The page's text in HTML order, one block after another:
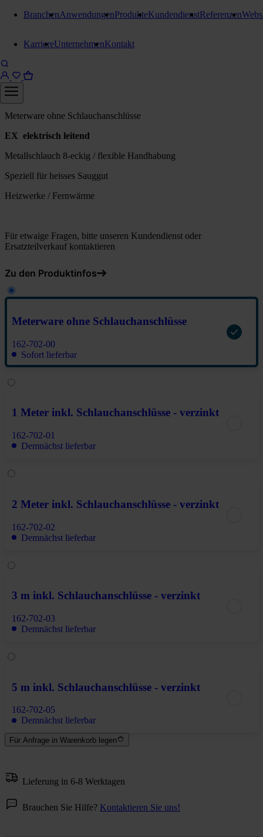
BranchenAnwendungenProdukteKundendienstReferenzen
KarriereUnternehmenKontakt
Ruwac Ind. Saugschlauch Ø
70mm Metall, hitzefest bis
400°C, achteckig
Meterware ohne Schlauchanschlüsse
EX elektrisch leitend
Metallschlauch 8-eckig / flexible Handhabung
Speziell für heisses Sauggut
Heizwerke / Fernwärme
Für etwaige Fragen, bitte unseren Kundendienst oder
Ersatzteilverkauf kontaktieren
Zu den Produktinfos
Meterware ohne Schlauchanschlüsse
162-702-00
Sofort lieferbar
1 Meter inkl. Schlauchanschlüsse - verzinkt
162-702-01
Demnächst lieferbar
2 Meter inkl. Schlauchanschlüsse - verzinkt
162-702-02
Demnächst lieferbar
3 m inkl. Schlauchanschlüsse - verzinkt
162-702-03
Demnächst lieferbar
5 m inkl. Schlauchanschlüsse - verzinkt
162-702-05
Demnächst lieferbar
Für Anfrage in Warenkorb legen
Lieferung in 6-8 Werktagen
Brauchen Sie Hilfe? Kontaktieren Sie uns!